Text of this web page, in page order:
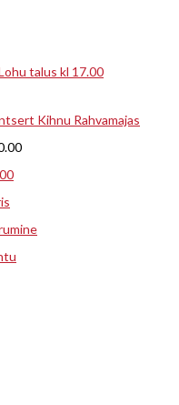
talus kl 17.00
Kihnu Rahvamajas